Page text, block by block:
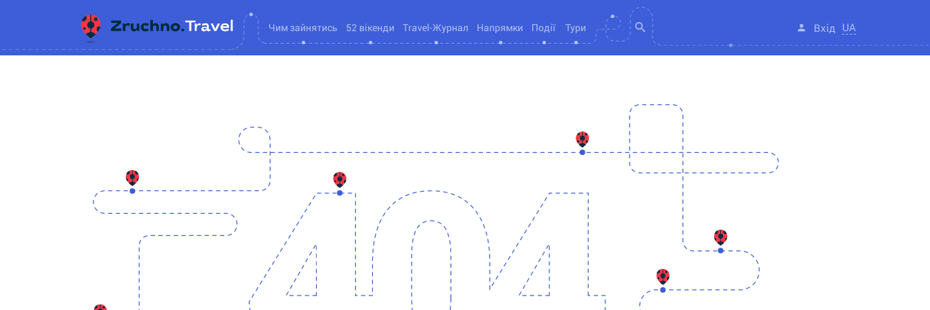
Чим зайнятись 52 вікенди Travel-Журнал Напрямки Події Тури Вхід UA